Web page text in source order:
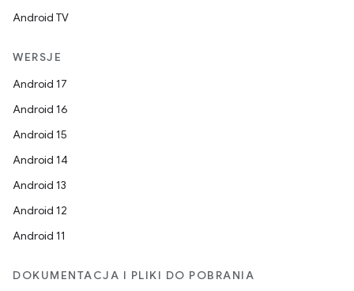
Android TV
WERSJE
Android 17
Android 16
Android 15
Android 14
Android 13
Android 12
Android 11
DOKUMENTACJA I PLIKI DO POBRANIA